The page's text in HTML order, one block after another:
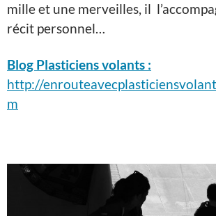
mille et une merveilles, il
récit personnel…
Blog Plasticiens volants :
http://
m